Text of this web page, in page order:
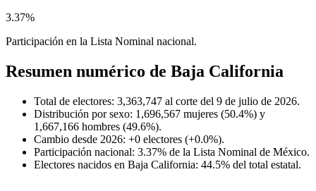
3.37%
Participación en la Lista Nominal nacional.
Resumen numérico de Baja California
Total de electores: 3,363,747 al corte del 9 de julio de 2026.
Distribución por sexo: 1,696,567 mujeres (50.4%) y
1,667,166 hombres (49.6%).
Cambio desde 2026: +0 electores (+0.0%).
Participación nacional: 3.37% de la Lista Nominal de México.
Electores nacidos en Baja California: 44.5% del total estatal.